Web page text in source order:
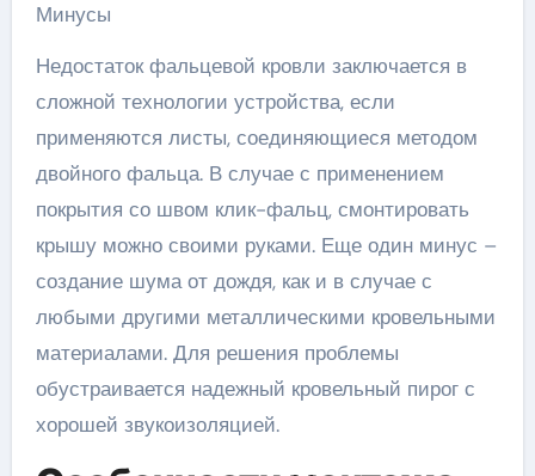
Минусы
Недостаток фальцевой кровли заключается в
сложной технологии устройства, если
применяются листы, соединяющиеся методом
двойного фальца. В случае с применением
покрытия со швом клик-фальц, смонтировать
крышу можно своими руками. Еще один минус –
создание шума от дождя, как и в случае с
любыми другими металлическими кровельными
материалами. Для решения проблемы
обустраивается надежный кровельный пирог с
хорошей звукоизоляцией.